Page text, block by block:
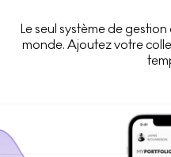
Le seul système de
monde. Ajoutez votre